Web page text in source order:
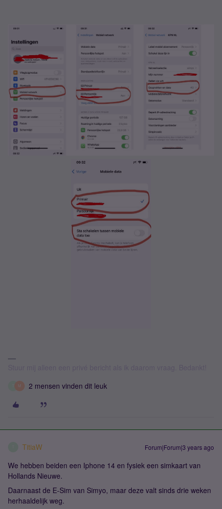
M 2 mensen vinden dit leuk
TitiaW Forum|Forum|3 years ago
We hebben beiden een Iphone 14 en fysiek een simkaart van
Hollands Nieuwe.
Daarnaast de E-Sim van Simyo, maar deze valt sinds drie weken
herhaaldelijk weg.